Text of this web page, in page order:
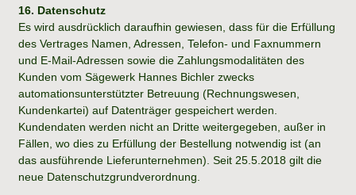
16. Datenschutz
Es wird ausdrücklich daraufhin gewiesen, dass für die Erfüllung
des Vertrages Namen, Adressen, Telefon- und Faxnummern
und E-Mail-Adressen sowie die Zahlungsmodalitäten des
Kunden vom Sägewerk Hannes Bichler zwecks
automationsunterstützter Betreuung (Rechnungswesen,
Kundenkartei) auf Datenträger gespeichert werden.
Kundendaten werden nicht an Dritte weitergegeben, außer in
Fällen, wo dies zu Erfüllung der Bestellung notwendig ist (an
das ausführende Lieferunternehmen). Seit 25.5.2018 gilt die
neue Datenschutzgrundverordnung.